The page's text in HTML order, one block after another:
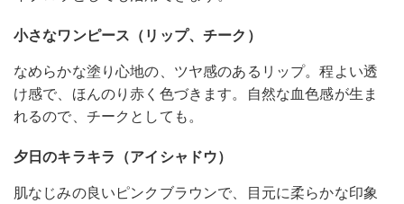
小さなワンピース（リップ、チーク）
なめらかな塗り心地の、ツヤ感のあるリップ。程よい透
け感で、ほんのり赤く色づきます。自然な血色感が生ま
れるので、チークとしても。
夕日のキラキラ（アイシャドウ）
肌なじみの良いピンクブラウンで、目元に柔らかな印象